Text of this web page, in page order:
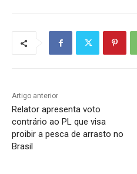
Artigo anterior
Relator apresenta voto
contrário ao PL que visa
proibir a pesca de arrasto no
Brasil